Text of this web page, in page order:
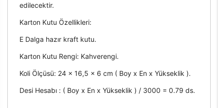
edilecektir.
Karton Kutu Özellikleri:
E Dalga hazır kraft kutu.
Karton Kutu Rengi: Kahverengi.
Koli Ölçüsü: 24 x 16,5 x 6 cm ( Boy x En x Yükseklik ).
Desi Hesabı : ( Boy x En x Yükseklik ) / 3000 = 0.79 ds.